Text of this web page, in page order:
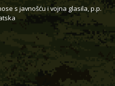
s javnošću i vojna glasila, p.p.